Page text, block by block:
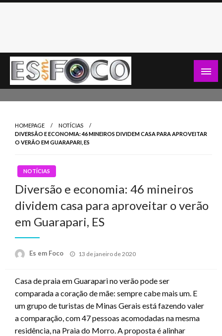
Skip
HOMEPAGE
NOTÍCIAS
DIVERSÃO E ECONOMIA: 46 MINEIROS DIVIDEM CASA PARA APROVEITAR
O VERÃO EM GUARAPARI, ES
NOTÍCIAS
Diversão e economia: 46 mineiros
dividem casa para aproveitar o verão
em Guarapari, ES
Es em Foco
Posted
13 de janeiro de 2020
Casa de praia em Guarapari no verão pode ser
comparada a coração de mãe: sempre cabe mais um. E
um grupo de turistas de Minas Gerais está fazendo valer
a comparação, com 47 pessoas acomodadas na mesma
residência, na Praia do Morro. A proposta é alinhar